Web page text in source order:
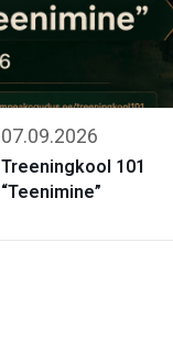
07.09.2026
Treeningkool 101
“Teenimine”